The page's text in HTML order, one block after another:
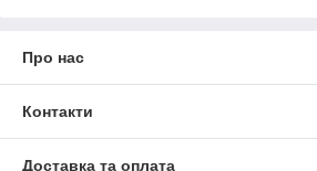
Про нас
Контакти
Доставка та оплата